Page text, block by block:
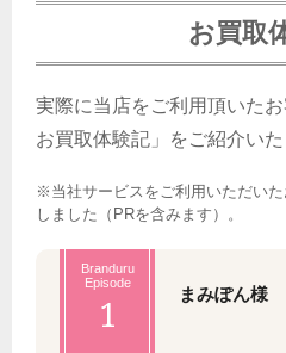
お買取
実際に当店をご利用頂いた
お買取体験記」をご紹介いた
※当社サービスをご利用いただい
しました（PRを含みます）。
Branduru
Episode
1 まみぽん様